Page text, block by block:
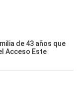
de 43 años que
Acceso Este